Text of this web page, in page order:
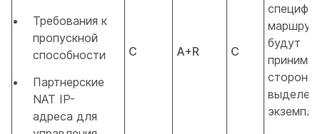
Требования к
пропускной
способности
Партнерские
NAT IP-
адреса для
C A+R C
будут